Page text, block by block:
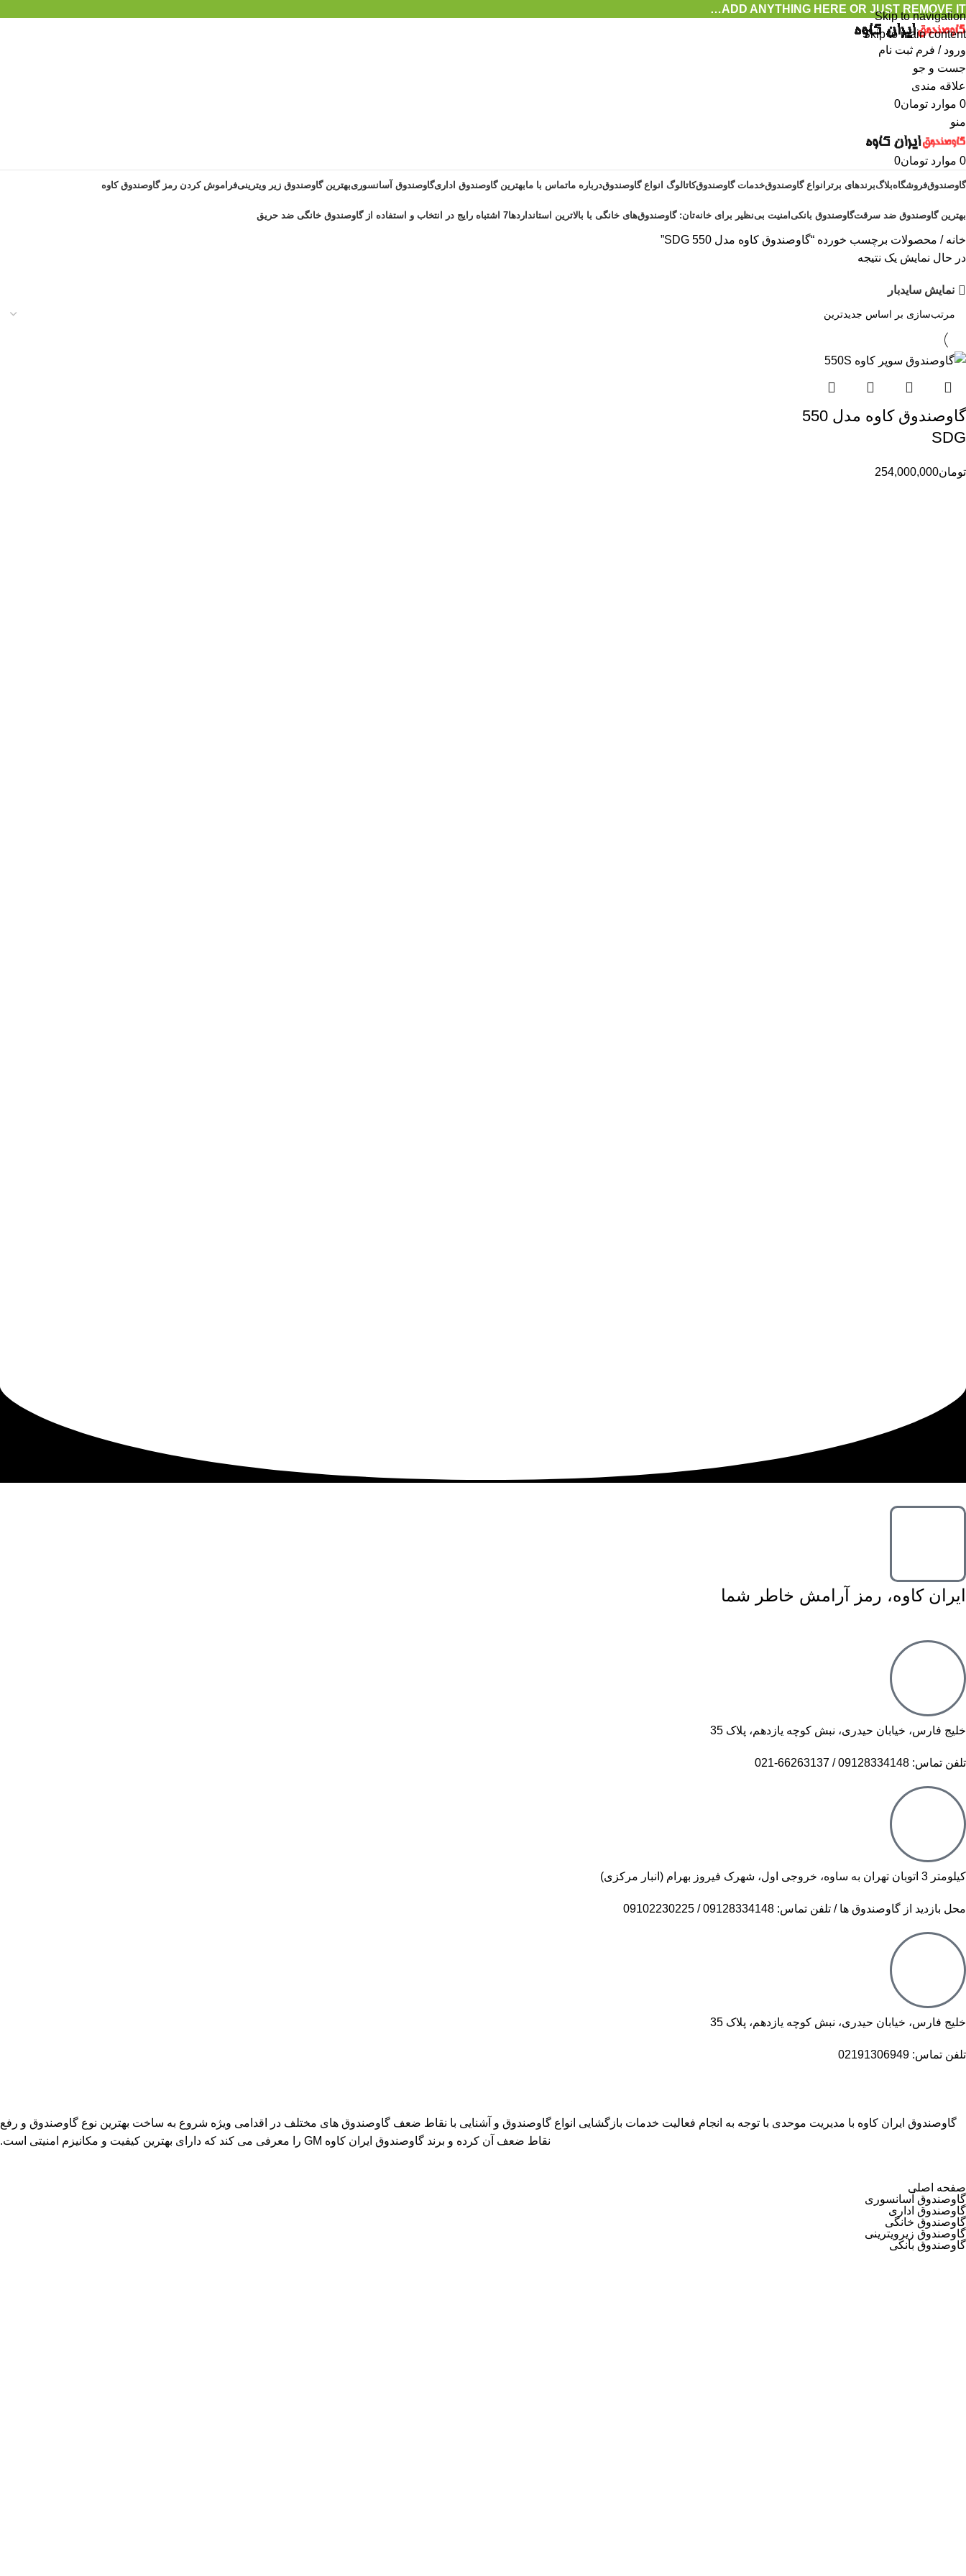
Skip to navigation
Skip to main content
ADD ANYTHING HERE OR JUST REMOVE IT…
ورود / فرم ثبت نام
جست و جو
علاقه مندی
0 موارد تومان0
منو
0 موارد تومان0
گاوصندوقفروشگاهبلاگبرندهای برتر انواع گاوصندوقخدمات گاوصندوقکاتالوگ انواع گاوصندوقدرباره ماتماس با مابهترین گاوصندوق اداریگاوصندوق آسانسوریبهترین گاوصندوق زیر ویترینیفراموش کردن رمز گاوصندوق کاوه
بهترین گاوصندوق ضد سرقتگاوصندوق بانکیامنیت بی‌نظیر برای خانه‌تان: گاوصندوق‌های خانگی با بالاترین استانداردها7 اشتباه رایج در انتخاب و استفاده از گاوصندوق خانگی ضد حریق
خانه محصولات برچسب خورده “گاوصندوق کاوه مدل 550 SDG”
در حال نمایش یک نتیجه
نمایش سایدبار
گاوصندوق کاوه مدل 550
SDG
تومان254,000,000
ایران کاوه، رمز آرامش خاطر شما
خلیج فارس، خیابان حیدری، نبش کوچه یازدهم، پلاک 35
تلفن تماس: 09128334148 / 66263137-021
کیلومتر 3 اتوبان تهران به ساوه، خروجی اول، شهرک فیروز بهرام (انبار مرکزی)
محل بازدید از گاوصندوق ها / تلفن تماس: 09128334148 / 09102230225
خلیج فارس، خیابان حیدری، نبش کوچه یازدهم، پلاک 35
تلفن تماس: 02191306949
گاوصندوق ایران کاوه با مدیریت موحدی با توجه به انجام فعالیت خدمات بازگشایی انواع گاوصندوق و آشنایی با نقاط ضعف گاوصندوق های مختلف در اقدامی ویژه شروع به ساخت بهترین نوع گاوصندوق و رفع
نقاط ضعف آن کرده و برند گاوصندوق ایران کاوه GM را معرفی می کند که دارای بهترین کیفیت و مکانیزم امنیتی است.
صفحه اصلی
گاوصندوق آسانسوری
گاوصندوق اداری
گاوصندوق خانگی
گاوصندوق زیرویترینی
گاوصندوق بانکی